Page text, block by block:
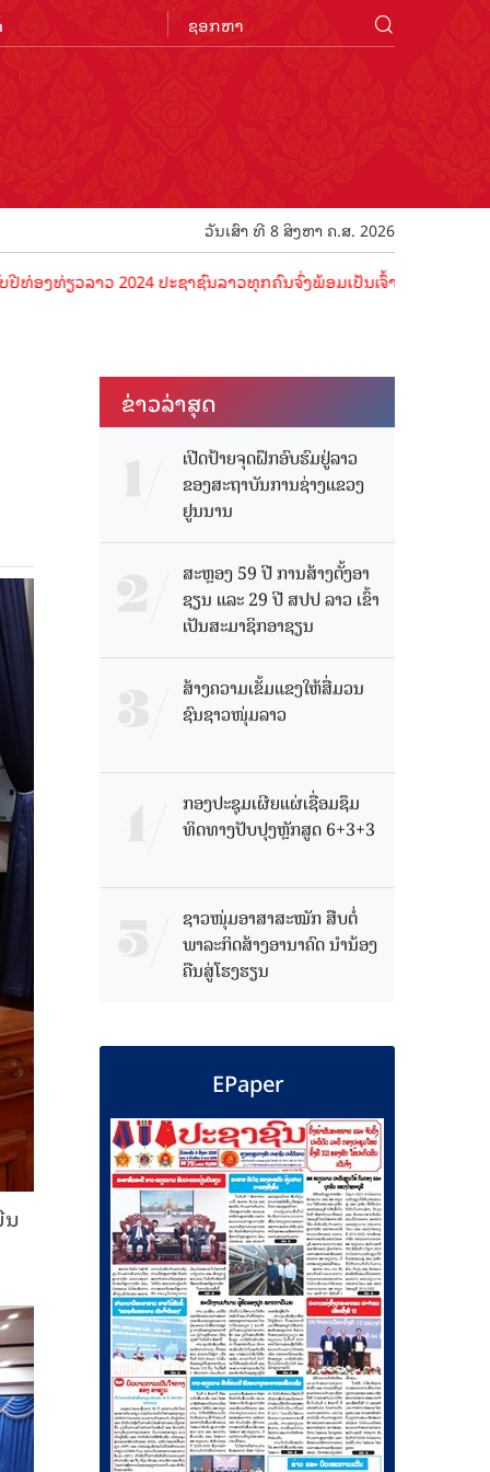
ວັນເສົາ ທີ 8 ສິງຫາ ຄ.ສ. 2026
ວລາວ 2024 ປະຊາຊົນລາວທຸກຄົນຈົ່ງພ້ອມເປັນເຈົ້າພາບທີ່ດີ ຕ້ອນຮັບນັກ
ນ
ຂ່າວ​ລ່າ​ສຸດ
ເປີດປ້າຍຈຸດຝຶກອົບຮົມຢູ່ລາວ
ຂອງສະຖາບັນການຊ່າງແຂວງ
ຢູນນານ
ສະຫຼອງ 59 ປີ ການສ້າງຕັ້ງອາ
ຊຽນ ແລະ 29 ປີ ສປປ ລາວ ເຂົ້າ
ເປັນສະມາຊິກອາຊຽນ
ສ້າງຄວາມເຂັ້ມແຂງໃຫ້ສື່ມວນ
ຊົນຊາວໜຸ່ມລາວ
ກອງປະຊຸມເຜີຍແຜ່ເຊື່ອມຊຶມ
ທິດທາງປັບປຸງຫຼັກສູດ 6+3+3
ຊາວໜຸ່ມອາສາສະໝັກ ສືບຕໍ່
ພາລະກິດສ້າງອານາຄົດ ນໍານ້ອງ
ຄືນສູ່ໂຮງຮຽນ
EPaper